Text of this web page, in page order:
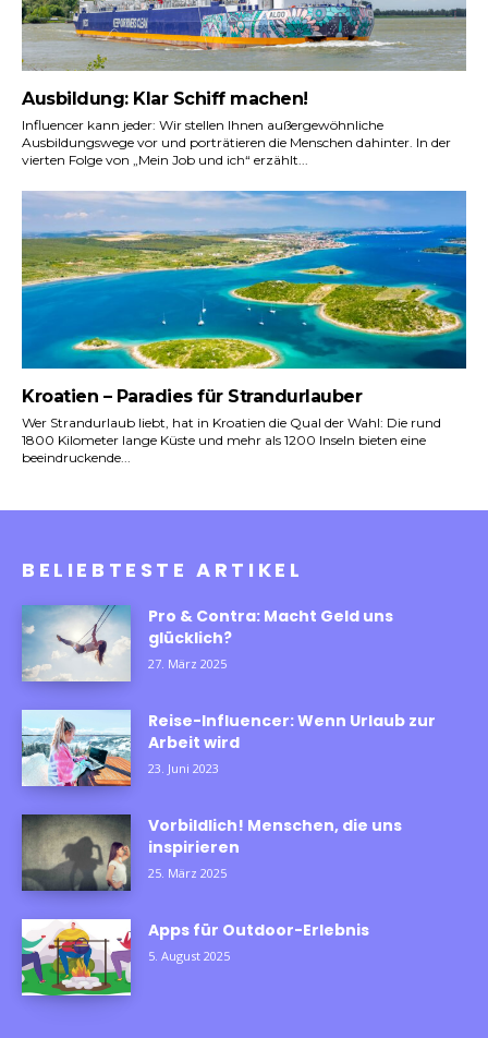
Ausbildung: Klar Schiff machen!
Influencer kann jeder: Wir stellen Ihnen außergewöhnliche
Ausbildungswege vor und porträtieren die Menschen dahinter. In der
vierten Folge von „Mein Job und ich“ erzählt...
Kroatien – Paradies für Strandurlauber
Wer Strandurlaub liebt, hat in Kroatien die Qual der Wahl: Die rund
1800 Kilometer lange Küste und mehr als 1200 Inseln bieten eine
beeindruckende...
BELIEBTESTE ARTIKEL
Pro & Contra: Macht Geld uns
glücklich?
27. März 2025
Reise-Influencer: Wenn Urlaub zur
Arbeit wird
23. Juni 2023
Vorbildlich! Menschen, die uns
inspirieren
25. März 2025
Apps für Outdoor-Erlebnis
5. August 2025